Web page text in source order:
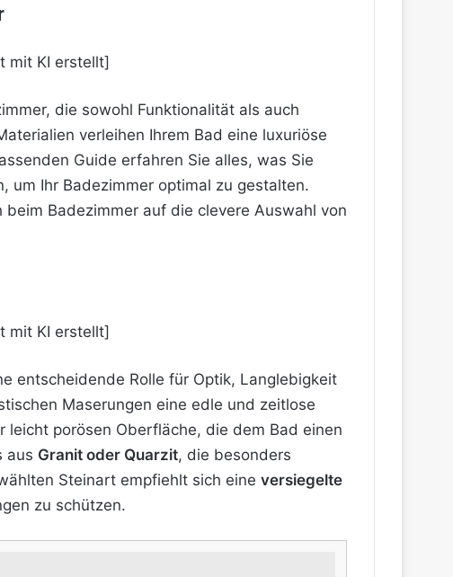
die sowohl Funktionalität als auch
verleihen Ihrem Bad eine luxuriöse
Guide erfahren Sie alles, was Sie
um Ihr Badezimmer optimal zu gestalten.
beim Badezimmer auf die clevere Auswahl von
entscheidende Rolle für Optik, Langlebigkeit
Maserungen eine edle und zeitlose
leicht porösen Oberfläche, die dem Bad einen
aus Granit oder Quarzit, die besonders
Steinart empfiehlt sich eine versiegelte
zu schützen.